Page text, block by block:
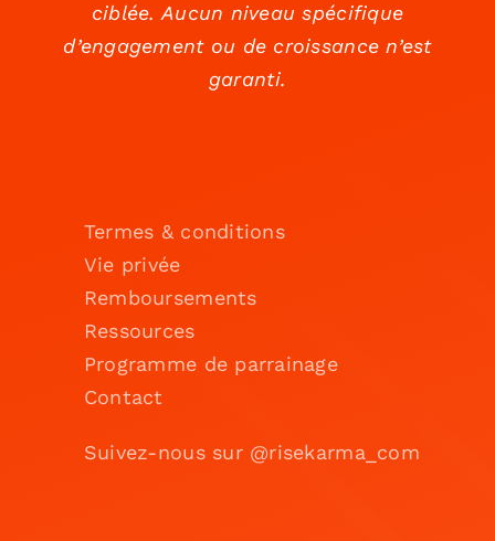
ciblée. Aucun niveau spécifique
d’engagement ou de croissance n’est
garanti.
Termes & conditions
Vie privée
Remboursements
Ressources
Programme de parrainage
Contact
Suivez-nous sur @risekarma_com